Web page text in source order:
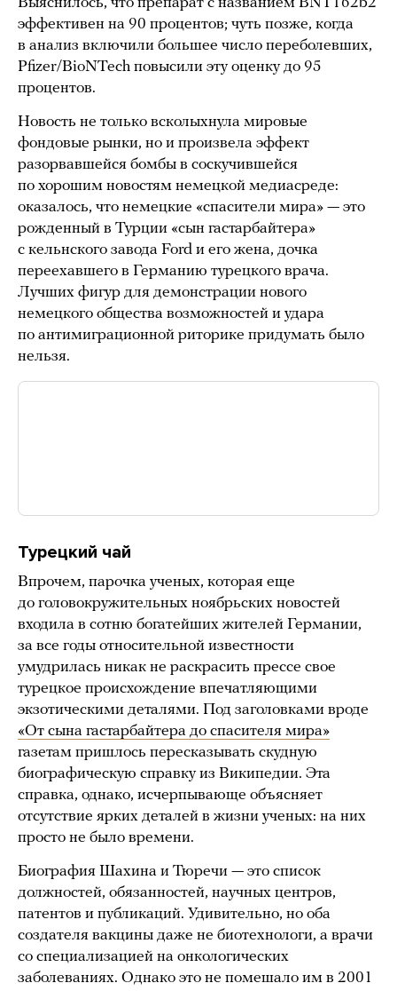
эффективен на 90 процентов; чуть позже, когда
в анализ включили большее число переболевших,
Pfizer/BioNTech повысили эту оценку до 95
процентов.
Новость не только всколыхнула мировые
фондовые рынки, но и произвела эффект
разорвавшейся бомбы в соскучившейся
по хорошим новостям немецкой медиасреде:
оказалось, что немецкие «спасители мира» — это
рожденный в Турции «сын гастарбайтера»
с кельнского завода Ford и его жена, дочка
переехавшего в Германию турецкого врача.
Лучших фигур для демонстрации нового
немецкого общества возможностей и удара
по антимиграционной риторике придумать было
нельзя.
Турецкий чай
Впрочем, парочка ученых, которая еще
до головокружительных ноябрьских новостей
входила в сотню богатейших жителей Германии,
за все годы относительной известности
умудрилась никак не раскрасить прессе свое
турецкое происхождение впечатляющими
экзотическими деталями. Под заголовками вроде
«От сына гастарбайтера до спасителя мира»
газетам пришлось пересказывать скудную
биографическую справку из Википедии. Эта
справка, однако, исчерпывающе объясняет
отсутствие ярких деталей в жизни ученых: на них
просто не было времени.
Биография Шахина и Тюречи — это список
должностей, обязанностей, научных центров,
патентов и публикаций. Удивительно, но оба
создателя вакцины даже не биотехнологи, а врачи
со специализацией на онкологических
заболеваниях. Однако это не помешало им в 2001